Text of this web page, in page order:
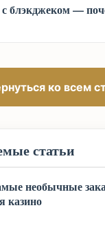
блэкджеком —
ко всем
статьи
необычные
казино